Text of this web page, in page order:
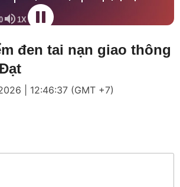
đen tai nạn giao thông
| 12:46:37 (GMT +7)